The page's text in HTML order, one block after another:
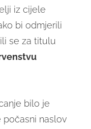
iz cijele
bi odmjerili
se za titulu
bilo je
počasni naslov